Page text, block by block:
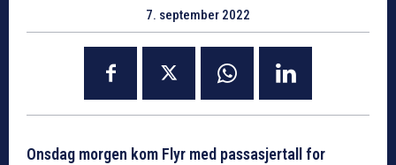
7. september 2022
Onsdag morgen kom Flyr med passasjertall for